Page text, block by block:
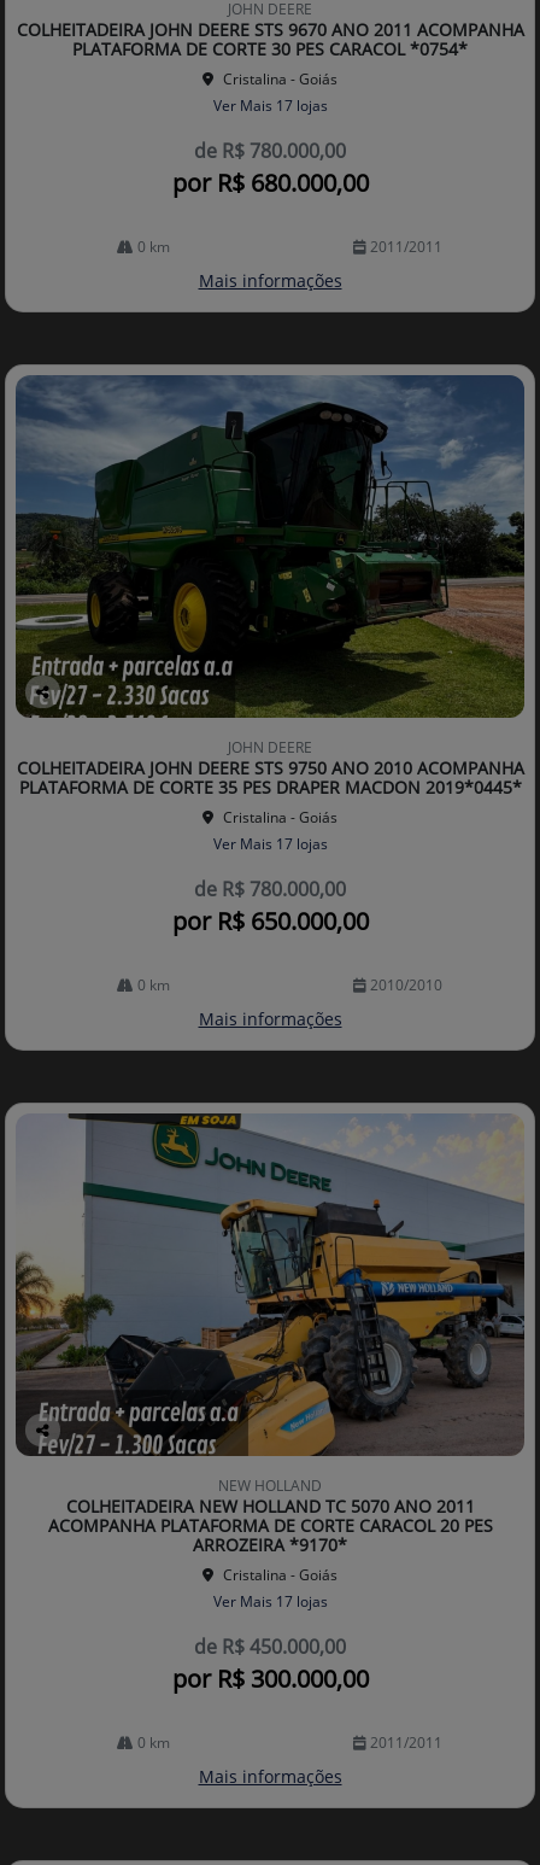
arti
lhe
JOHN DEERE
COLHEITADEIRA JOHN DEERE STS 9670 ANO 2011 ACOMPANHA
PLATAFORMA DE CORTE 30 PES CARACOL *0754*
Cristalina - Goiás
Ver Mais 17 lojas
de R$ 780.000,00
por R$ 680.000,00
0 km 2011/2011
Mais informações
Co
arti
lhe
JOHN DEERE
COLHEITADEIRA JOHN DEERE STS 9750 ANO 2010 ACOMPANHA
PLATAFORMA DE CORTE 35 PES DRAPER MACDON 2019*0445*
Cristalina - Goiás
Ver Mais 17 lojas
de R$ 780.000,00
por R$ 650.000,00
0 km 2010/2010
Mais informações
Co
lhe
NEW HOLLAND
COLHEITADEIRA NEW HOLLAND TC 5070 ANO 2011
ACOMPANHA PLATAFORMA DE CORTE CARACOL 20 PES
ARROZEIRA *9170*
Cristalina - Goiás
Ver Mais 17 lojas
de R$ 450.000,00
por R$ 300.000,00
0 km 2011/2011
Mais informações